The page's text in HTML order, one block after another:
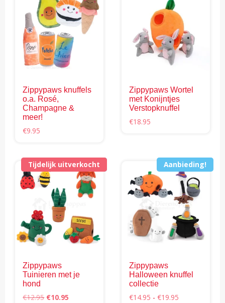
meerdere
variaties.
Deze
optie
kan
gekozen
op
de
productpagina
kan
gekozen
de
productpagina
Zippypaws knuffels
o.a. Rosé,
Champagne &
meer!
€9.95
product
heeft
meerdere
Deze
optie
kan
gekozen
op
de
productpagina
Zippypaws Wortel
met Konijntjes
Verstopknuffel
€18.95
Aanbieding!
Tijdelijk uitverkocht
Zippypaws
Tuinieren met je
hond
€12.95 Oorspronkelijke
€10.95
Aanbieding!
Zippypaws
Halloween knuffel
collectie
€14.95 - €19.95